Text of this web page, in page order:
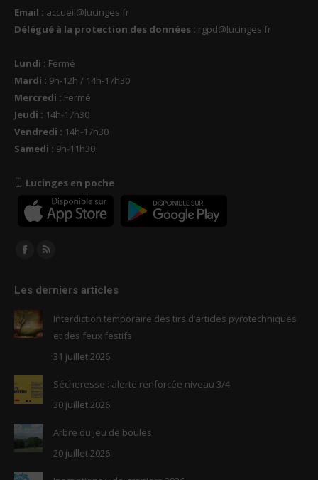
Email : accueil@lucinges.fr
Délégué à la protection des données : rgpd@lucinges.fr
Lundi : Fermé
Mardi : 9h-12h / 14h-17h30
Mercredi : Fermé
Jeudi : 14h-17h30
Vendredi : 14h-17h30
Samedi : 9h-11h30
Lucinges en poche
Trouvez nous sur :
Facebook
opens
in
new
RSS
opens
new
window
Les derniers articles
Interdiction temporaire des tirs d’articles pyrotechniques
et des feux festifs
31 juillet 2026
Sécheresse : alerte renforcée niveau 3/4
30 juillet 2026
Arbre du jeu de boules
20 juillet 2026